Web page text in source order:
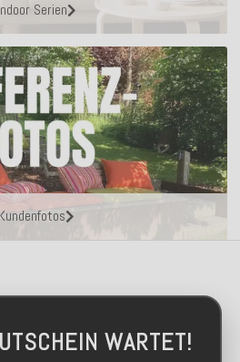
Serien
Kundenfotos
WARTET!